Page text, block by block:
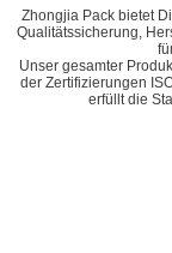
Zhongjia Pack bietet
Qualitätssicherung,
Unser gesamter
der Zertifizierungen
erfüllt die